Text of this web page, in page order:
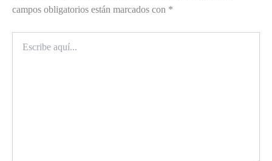
campos obligatorios están marcados con *
aquí...